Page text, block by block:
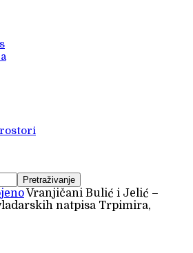
Vranjičani Bulić i Jelić –
natpisa Trpimira,